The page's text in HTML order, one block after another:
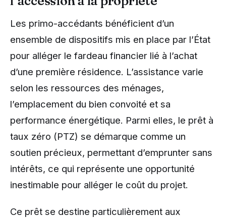
Les primo-accédants bénéficient d’un
ensemble de dispositifs mis en place par l’État
pour alléger le fardeau financier lié à l’achat
d’une première résidence. L’assistance varie
selon les ressources des ménages,
l’emplacement du bien convoité et sa
performance énergétique. Parmi elles, le prêt à
taux zéro (PTZ) se démarque comme un
soutien précieux, permettant d’emprunter sans
intérêts, ce qui représente une opportunité
inestimable pour alléger le coût du projet.
Ce prêt se destine particulièrement aux